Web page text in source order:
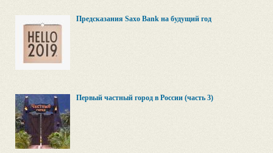
Предсказания Saxo Bank на будущий год
Первый частный город в России (часть 3)